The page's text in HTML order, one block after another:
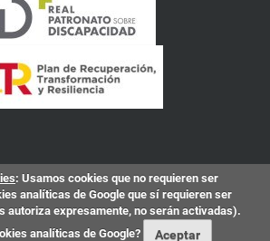
: Usamos cookies que no requieren ser
analíticas de Google que sí requieren ser
autoriza expresamente, no serán activadas).
analíticas de Google?
Aceptar